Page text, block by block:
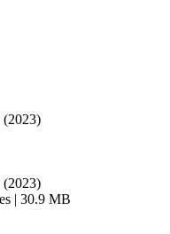
(2023)
(2023)
| 30.9 MB